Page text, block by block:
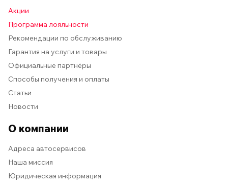
Акции
Программа лояльности
Рекомендации по обслуживанию
Гарантия на услуги и товары
Официальные партнёры
Способы получения и оплаты
Статьи
Новости
О компании
Адреса автосервисов
Наша миссия
Юридическая информация